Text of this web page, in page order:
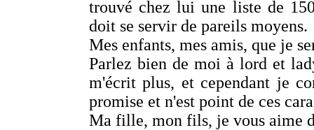
trouvé chez lui une liste de
doit se servir de pareils moyens.
Mes enfants, mes amis, que je
Parlez bien de moi à lord et
m'écrit plus, et cependant je
promise et n'est point de ces
Ma fille, mon fils, je vous aime